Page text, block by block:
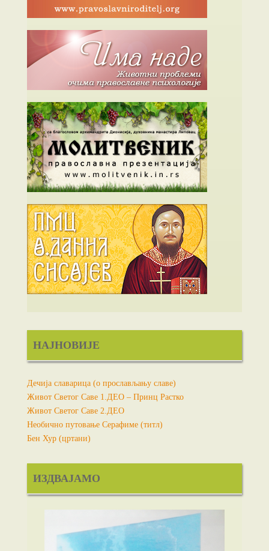
НАЈНОВИЈЕ
Дечија славарица (о прослављању славе)
Живот Светог Саве 1.ДЕО – Принц Растко
Живот Светог Саве 2.ДЕО
Необично путовање Серафиме (титл)
Бен Хур (цртани)
ИЗДВАЈАМО